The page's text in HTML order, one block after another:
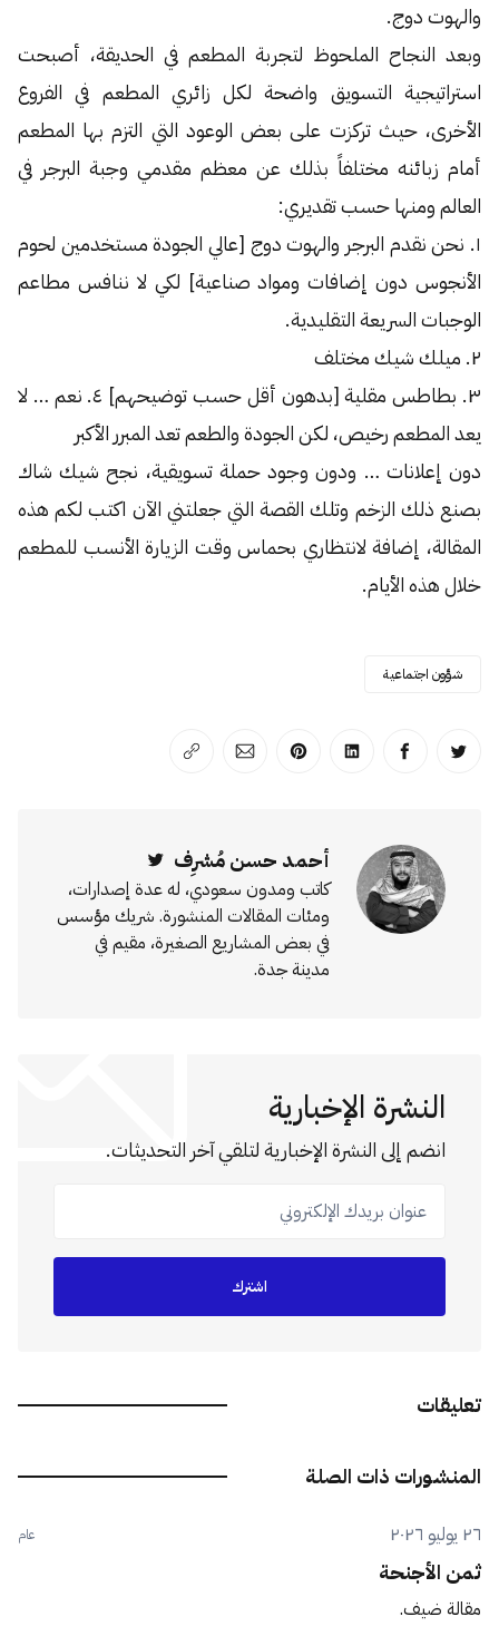
والهوت دوج.
وبعد النجاح الملحوظ لتجربة المطعم في الحديقة، أصبحت
استراتيجية التسويق واضحة لكل زائري المطعم في الفروع
الأخرى، حيث تركزت على بعض الوعود التي التزم بها المطعم
أمام زبائنه مختلفاً بذلك عن معظم مقدمي وجبة البرجر في
العالم ومنها حسب تقديري:
١. نحن نقدم البرجر والهوت دوج [عالي الجودة مستخدمين لحوم
الأنجوس دون إضافات ومواد صناعية] لكي لا ننافس مطاعم
الوجبات السريعة التقليدية.
٢. ميلك شيك مختلف
٣. بطاطس مقلية [بدهون أقل حسب توضيحهم] ٤. نعم … لا
يعد المطعم رخيص، لكن الجودة والطعم تعد المبرر الأكبر
دون إعلانات … ودون وجود حملة تسويقية، نجح شيك شاك
بصنع ذلك الزخم وتلك القصة التي جعلتني الآن اكتب لكم هذه
المقالة، إضافة لانتظاري بحماس وقت الزيارة الأنسب للمطعم
خلال هذه الأيام.
شؤون اجتماعية
انشر على تويترانشر على الفيسبوك
انشر على لينكد إن
انشر على بينترست
انشر على الإيميل
انسخ الرابط
أحمد حسن مُشرِف
كاتب ومدون سعودي، له عدة إصدارات،
ومئات المقالات المنشورة. شريك مؤسس
في بعض المشاريع الصغيرة، مقيم في
مدينة جدة.
النشرة الإخبارية
انضم إلى النشرة الإخبارية لتلقي آخر التحديثات.
عنوان بريدك الإلكتروني
اشترك
تعليقات
المنشورات ذات الصلة
٢٦ يوليو ٢٠٢٦ عام
ثمن الأجنحة
مقالة ضيف.